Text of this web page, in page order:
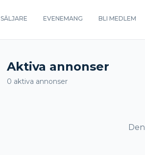
SÄLJARE EVENEMANG BLI MEDLEM
Aktiva annonser
0 aktiva annonser